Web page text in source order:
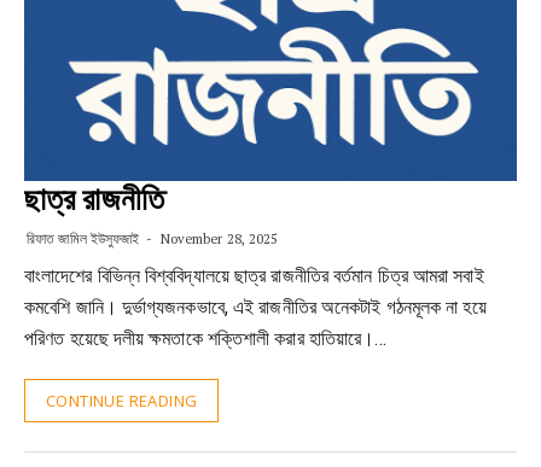
ছাত্র রাজনীতি
রিফাত জামিল ইউসুফজাই November 28, 2025
বাংলাদেশের বিভিন্ন বিশ্ববিদ্যালয়ে ছাত্র রাজনীতির বর্তমান চিত্র আমরা সবাই
কমবেশি জানি। দুর্ভাগ্যজনকভাবে, এই রাজনীতির অনেকটাই গঠনমূলক না হয়ে
পরিণত হয়েছে দলীয় ক্ষমতাকে শক্তিশালী করার হাতিয়ারে।…
CONTINUE READING